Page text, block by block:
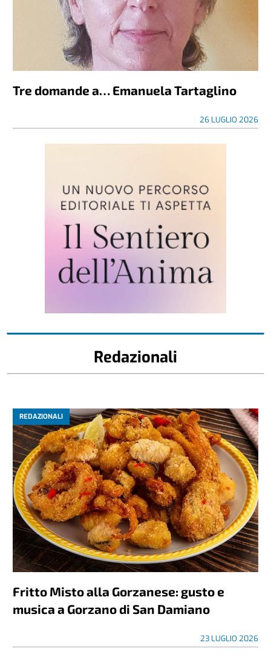
Tre domande a… Emanuela Tartaglino
26 LUGLIO 2026
Redazionali
REDAZIONALI
Fritto Misto alla Gorzanese: gusto e
musica a Gorzano di San Damiano
23 LUGLIO 2026